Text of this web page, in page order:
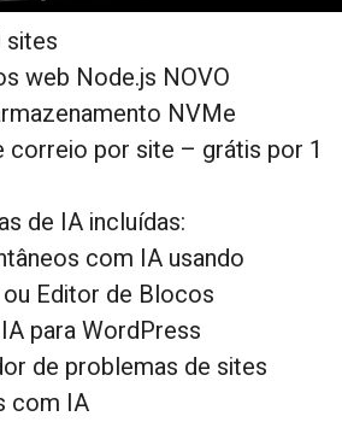
sites
web Node.js NOVO
NVMe
correio por site – grátis por 1
de IA incluídas:
com IA usando
Editor de Blocos
para WordPress
de problemas de sites
com IA